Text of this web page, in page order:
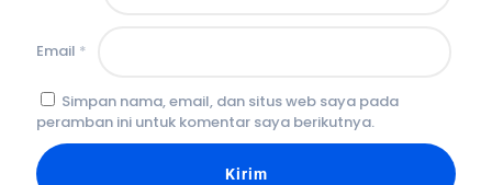
Email *
Simpan nama, email, dan situs web saya pada
peramban ini untuk komentar saya berikutnya.